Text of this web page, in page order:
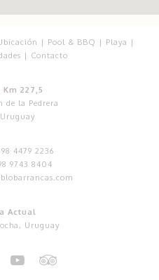
| Pool & BBQ | Playa |
| Contacto
Km 227,5
de la Pedrera
4479 2236
9743 8404
Actual
Uruguay
 